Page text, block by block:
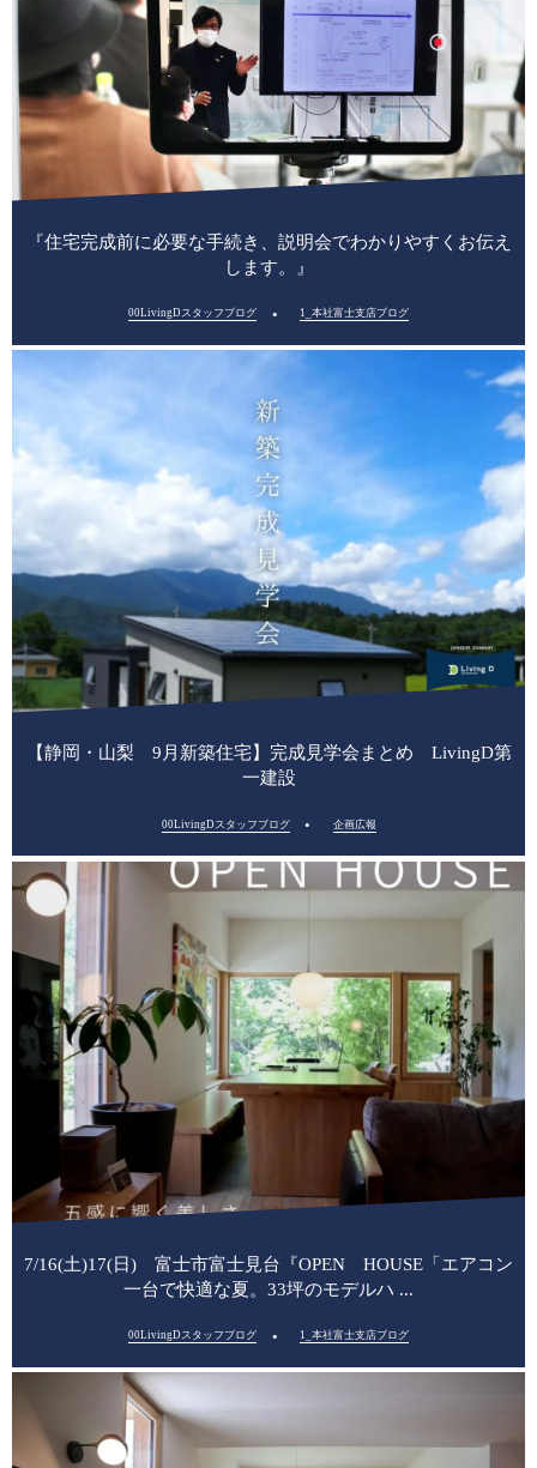
『住宅完成前に必要な手続き、説明会でわかりやすくお伝え
します。』
00LivingDスタッフブログ 1_本社富士支店ブログ
【静岡・山梨 9月新築住宅】完成見学会まとめ LivingD第
一建設
00LivingDスタッフブログ 企画広報
7/16(土)17(日) 富士市富士見台『OPEN HOUSE「エアコン
一台で快適な夏。33坪のモデルハ ...
00LivingDスタッフブログ 1_本社富士支店ブログ